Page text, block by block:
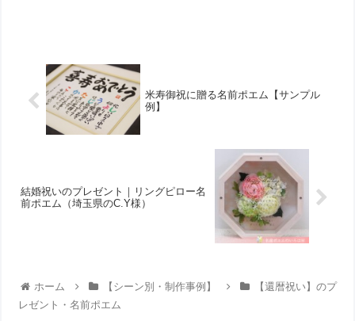
米寿御祝に贈る名前ポエム【サンプル
例】
結婚祝いのプレゼント｜リングピロー名
前ポエム（埼玉県のC.Y様）
ホーム 【シーン別・制作事例】
【還暦祝い】のプ
レゼント・名前ポエム